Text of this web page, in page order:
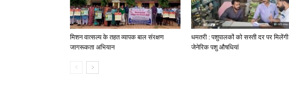
मिशन वात्सल्य के तहत व्यापक बाल संरक्षण
जागरूकता अभियान
धमतरी : पशुपालकों को सस्ती दर पर मिलेंगी
जेनेरिक पशु औषधियां